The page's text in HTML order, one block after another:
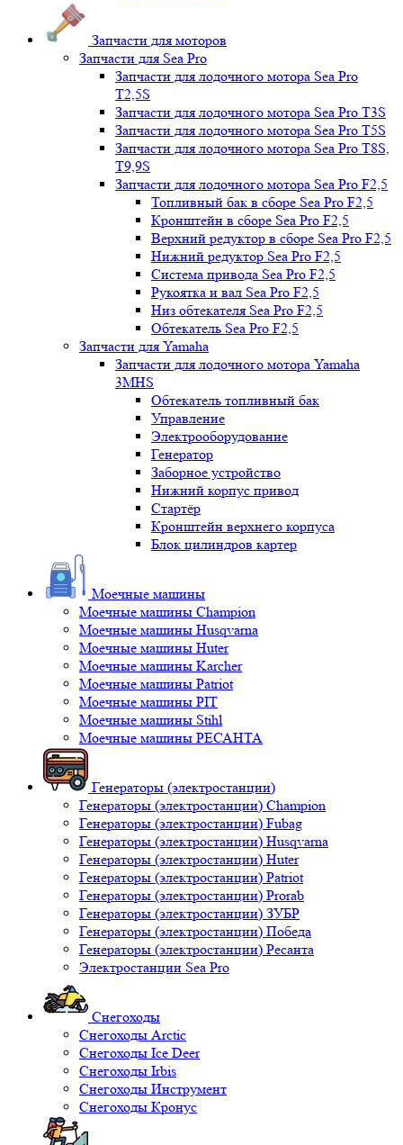
Запчасти для моторов
Запчасти для Sea Pro
Запчасти для лодочного мотора Sea Pro
Т2,5S
Запчасти для лодочного мотора Sea Pro Т3S
Запчасти для лодочного мотора Sea Pro Т5S
Запчасти для лодочного мотора Sea Pro Т8S,
T9,9S
Запчасти для лодочного мотора Sea Pro F2,5
Топливный бак в сборе Sea Pro F2,5
Кронштейн в сборе Sea Pro F2,5
Верхний редуктор в сборе Sea Pro F2,5
Нижний редуктор Sea Pro F2,5
Система привода Sea Pro F2,5
Рукоятка и вал Sea Pro F2,5
Низ обтекателя Sea Pro F2,5
Обтекатель Sea Pro F2,5
Запчасти для Yamaha
Запчасти для лодочного мотора Yamaha
3MHS
Обтекатель топливный бак
Управление
Электрооборудование
Генератор
Заборное устройство
Нижний корпус привод
Стартёр
Кронштейн верхнего корпуса
Блок цилиндров картер
Моечные машины
Моечные машины Champion
Моечные машины Husqvarna
Моечные машины Huter
Моечные машины Karcher
Моечные машины Patriot
Моечные машины PIT
Моечные машины Stihl
Моечные машины РЕСАНТА
Генераторы (электростанции)
Генераторы (электростанции) Champion
Генераторы (электростанции) Fubag
Генераторы (электростанции) Husqvarna
Генераторы (электростанции) Huter
Генераторы (электростанции) Patriot
Генераторы (электростанции) Prorab
Генераторы (электростанции) ЗУБР
Генераторы (электростанции) Победа
Генераторы (электростанции) Ресанта
Электростанции Sea Pro
Снегоходы
Снегоходы Arctic
Снегоходы Ice Deer
Снегоходы Irbis
Снегоходы Инструмент
Снегоходы Кронус